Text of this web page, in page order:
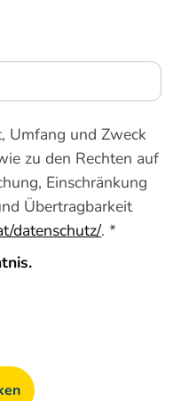
Umfang und Zweck
zu den Rechten auf
Einschränkung
Übertragbarkeit
datenschutz/. *